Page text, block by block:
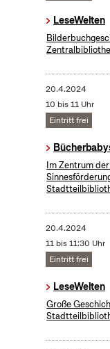
LeseWelten
20.4.2024
10 bis 11 Uhr
Eintritt frei
Im Zentrum
20.4.2024
11 bis 11:30 Uhr
Eintritt frei
LeseWelten
Große